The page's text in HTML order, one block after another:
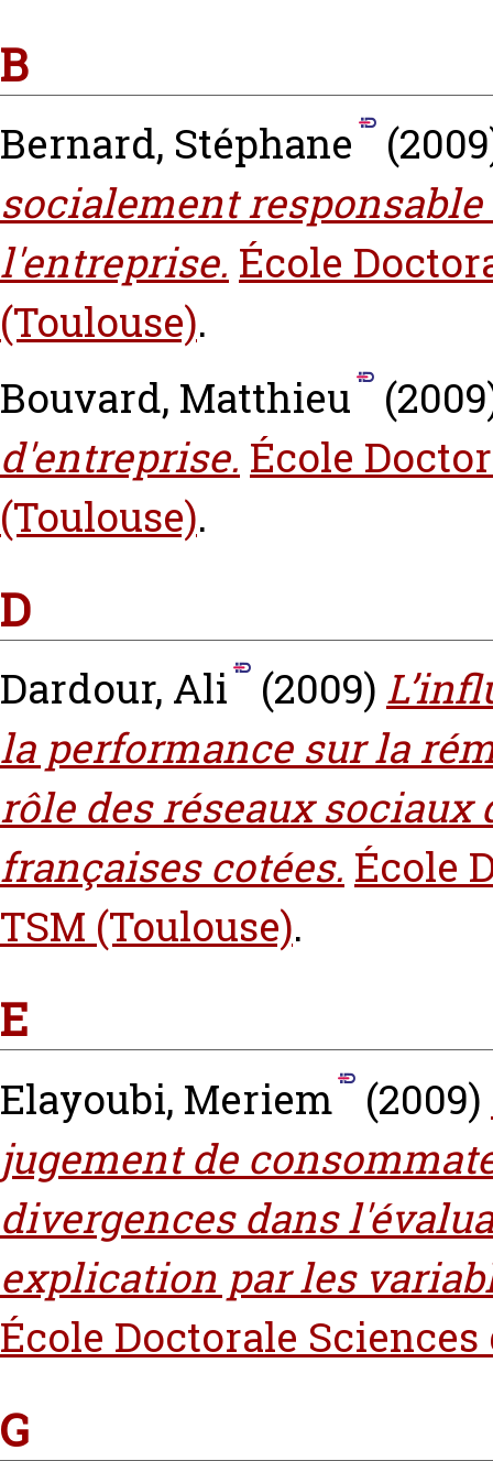
B
Bernard, Stéphane
socialement
l'entreprise. École
(Toulouse).
Bouvard, Matthieu
d'entreprise. École
(Toulouse).
D
Dardour, Ali (2009)
la performance sur la
rôle des réseaux
françaises cotées. École
TSM (Toulouse).
E
Elayoubi, Meriem (2009)
jugement de
divergences dans
explication par les
École Doctorale
G